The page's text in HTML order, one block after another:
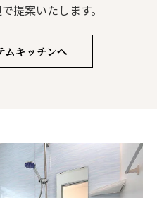
提案いたします。
ムキッチンへ